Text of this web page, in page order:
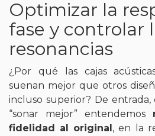
Optimizar la
fase y controlar
resonancias
¿Por qué las cajas
suenan mejor que otros
incluso superior? De
“sonar mejor” entendemos
fidelidad al original , en la